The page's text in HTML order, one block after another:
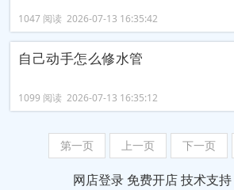
1047 阅读 2026-07-13 16:35:42
自己动手怎么修水管
1099 阅读 2026-07-13 16:35:12
第一页 上一页 下一页
网店登录 免费开店技术支